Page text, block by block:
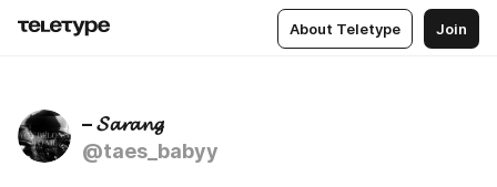
About Teletype Join
– 𝓢𝓪𝓻𝓪𝓷𝓰
@taes_babyy